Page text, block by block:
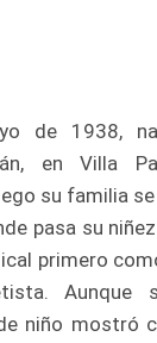
de 1938,
en Villa
su familia
pasa su
primero
Aunque
niño mostró